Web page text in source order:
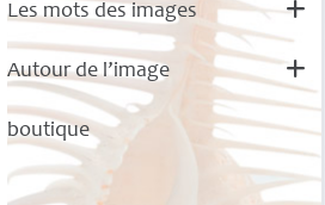
Les mots des images
Autour de l’image
boutique